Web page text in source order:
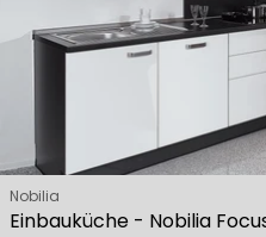
Einbauküche - Nobilia
Verkäufer:
Nobilia